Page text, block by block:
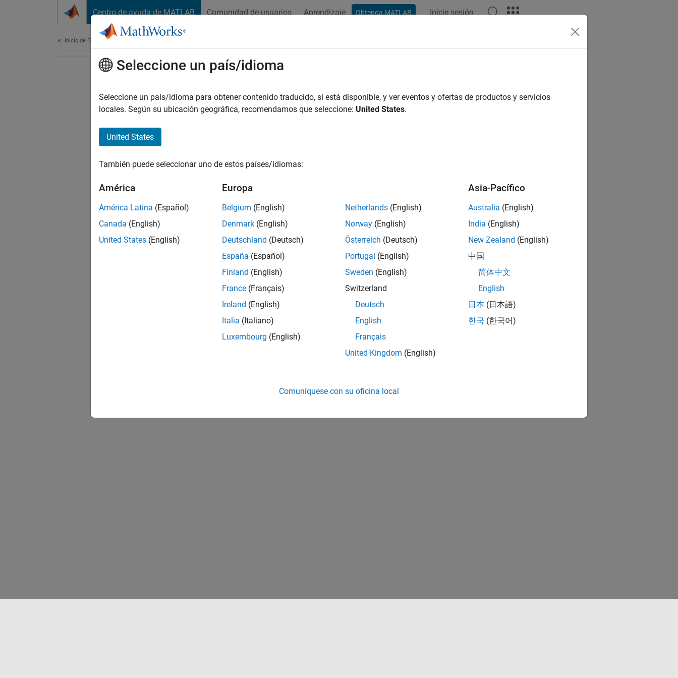
Centro de ayuda de MATLAB Comunidad de usuarios Aprendizaje Obtenga MATLAB Inicie sesión
Inicio de Documentación
¿Qué tan útil fue esta traducción?
Seleccione un país/idioma
Seleccione un país/idioma para obtener contenido traducido, si está disponible, y ver eventos y ofertas de productos y servicios
locales. Según su ubicación geográfica, recomendamos que seleccione: United States.
United States
También puede seleccionar uno de estos países/idiomas:
América
América Latina (Español)
Canada (English)
United States (English)
Europa
Belgium (English)
Denmark (English)
Deutschland (Deutsch)
España (Español)
Finland (English)
France (Français)
Ireland (English)
Italia (Italiano)
Luxembourg (English)
Netherlands (English)
Norway (English)
Österreich (Deutsch)
Portugal (English)
Sweden (English)
Switzerland
Deutsch
English
Français
United Kingdom (English)
Asia-Pacífico
Australia (English)
India (English)
New Zealand (English)
中国
简体中文
English
日本 (日本語)
한국 (한국어)
Comuníquese con su oficina local